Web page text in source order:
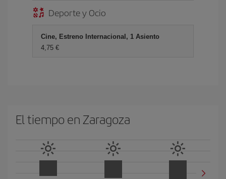
Deporte y Ocio
Cine, Estreno Internacional, 1 Asiento
4,75
El tiempo en Zaragoza